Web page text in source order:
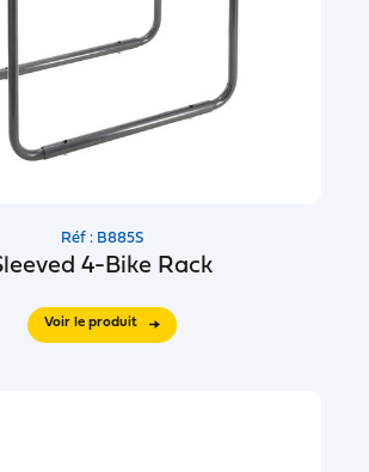
Réf : B885S
4-Bike Rack
Voir le produit